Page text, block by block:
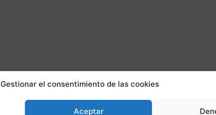
Gestionar el consentimiento de las cookies
Aceptar